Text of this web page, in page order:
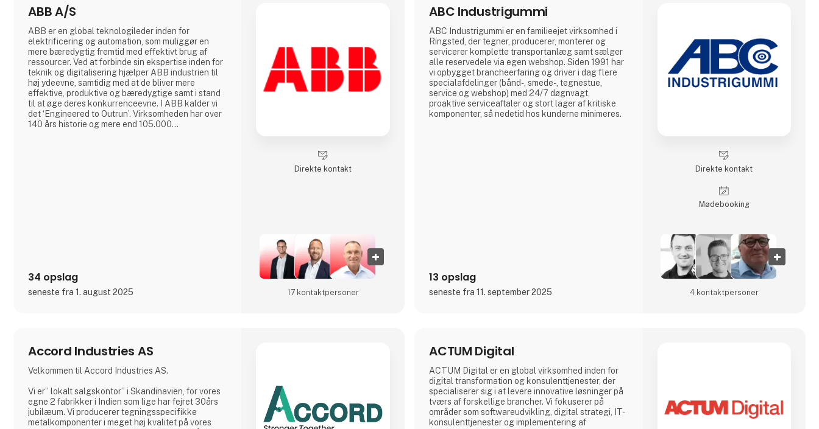
ABB A/S
ABB er en global teknologileder inden for
elektrificering og automation, som muliggør en
mere bæredygtig fremtid med effektivt brug af
ressourcer. Ved at forbinde sin ekspertise inden for
teknik og digitalisering hjælper ABB industrien til
høj ydeevne, samtidig med at de bliver mere
effektive, produktive og bæredygtige samt i stand
til at øge deres konkurrenceevne. I ABB kalder vi
det ‘Engineered to Outrun’. Virksomheden har over
140 års historie og mere end 105.000
34 opslag
seneste fra 1. august 2025
Direkte kontakt
17 kontakt­personer
ABC Industrigummi
ABC Industrigummi er en familieejet virksomhed i
Ringsted, der tegner, producerer, monterer og
servicerer komplette transportanlæg samt sælger
alle reservedele via egen webshop. Siden 1991 har
vi opbygget brancheerfaring og driver i dag flere
specialafdelinger (bånd-, smede-, tegnestue,
service og webshop) med 24/7 døgnvagt,
proaktive serviceaftaler og stort lager af kritiske
komponenter, så nedetid hos kunderne minimeres.
13 opslag
seneste fra 11. september 2025
Direkte kontakt
Møde­booking
4 kontakt­personer
Accord Industries AS
Velkommen til Accord Industries AS.
Vi er” lokalt salgskontor” i Skandinavien, for vores
egne 2 fabrikker i Indien som lige har fejret 30års
jubilæum. Vi producerer tegningsspecifikke
metalkomponenter i meget høj kvalitet på vores
ACTUM Digital
ACTUM Digital er en global virksomhed inden for
digital transformation og konsulenttjenester, der
specialiserer sig i at levere innovative løsninger på
tværs af forskellige brancher. Vi fokuserer på
områder som softwareudvikling, digital strategi, IT-
konsulenttjenester og implementering af